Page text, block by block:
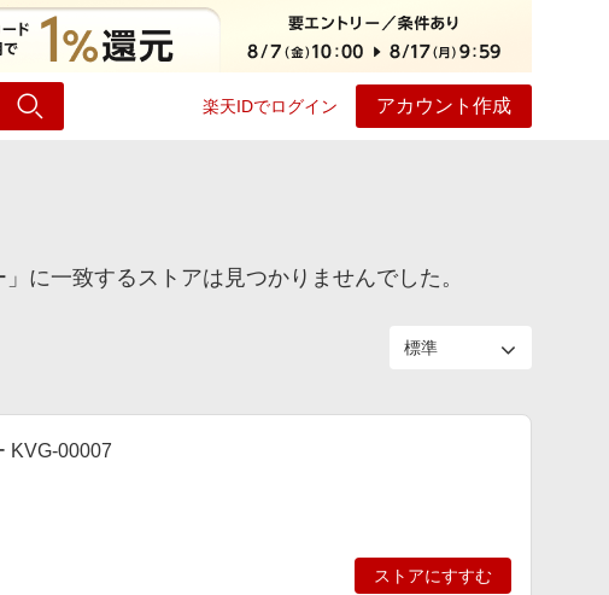
楽天IDでログイン アカウント作成
に一致するストアは見つかりませんでした。
KVG-00007
ストアにすすむ